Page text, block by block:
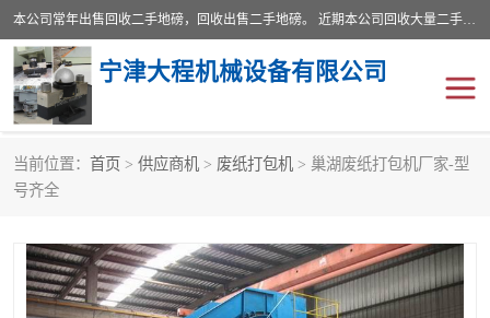
本公司常年出售回收二手地磅，回收出售二手地磅。 近期本公司回收大量二手地磅，型号齐全，宽度从2米到3.5米，长度5米到25米，承重吨位从10到200吨，成色7—9成新。 ? 使用年限6个月至2年，产品来源于个人闲置品，工矿企业停用品，因小换大而来。 精准度和新的一样， 二手地磅是内行人的选择，打个电话就省钱朋友您好等什么
宁津大程机械设备有限公司
当前位置： 首页 > 供应商机 > 废纸打包机 > 巢湖废纸打包机厂家-型
号齐全
地磅
地磅传感器 废纸打包机
烘干机 食品烘干机